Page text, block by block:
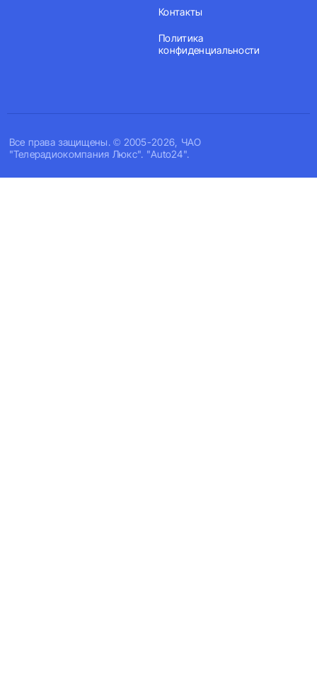
Все права защищены. © 2005-2026, ЧАО
"Телерадиокомпания Люкс". "Auto24".
Контакты
Политика
конфиденциальности